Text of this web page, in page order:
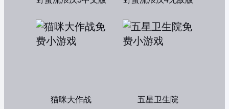
猫咪大作战 五星卫生院